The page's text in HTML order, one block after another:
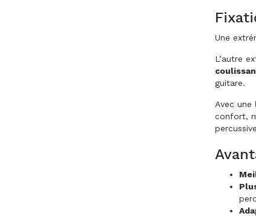
Une
L’autre
guitare.
Avec une
confort,